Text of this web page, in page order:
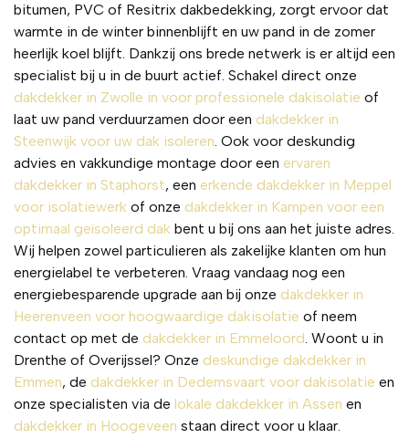
n.
Absol
uut
een
aanra
der!
bitumen, PVC of Resitrix dakbedekking, zorgt ervoor dat
warmte in de winter binnenblijft en uw pand in de zomer
heerlijk koel blijft. Dankzij ons brede netwerk is er altijd een
specialist bij u in de buurt actief. Schakel direct onze
dakdekker in Zwolle in voor professionele dakisolatie of
laat uw pand verduurzamen door een dakdekker in
Steenwijk voor uw dak isoleren. Ook voor deskundig
advies en vakkundige montage door een ervaren
dakdekker in Staphorst, een erkende dakdekker in Meppel
voor isolatiewerk of onze dakdekker in Kampen voor een
optimaal geïsoleerd dak bent u bij ons aan het juiste adres.
Wij helpen zowel particulieren als zakelijke klanten om hun
energielabel te verbeteren. Vraag vandaag nog een
energiebesparende upgrade aan bij onze dakdekker in
Heerenveen voor hoogwaardige dakisolatie of neem
contact op met de dakdekker in Emmeloord. Woont u in
Drenthe of Overijssel? Onze deskundige dakdekker in
Emmen, de dakdekker in Dedemsvaart voor dakisolatie en
onze specialisten via de lokale dakdekker in Assen en
dakdekker in Hoogeveen staan direct voor u klaar.